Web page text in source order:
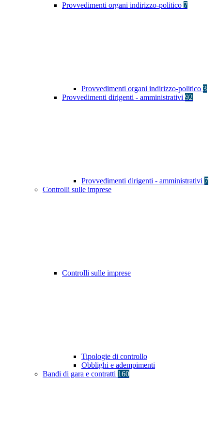
Provvedimenti organi indirizzo-politico 7
Provvedimenti organi indirizzo-politico 3
Provvedimenti dirigenti - amministrativi 92
Provvedimenti dirigenti - amministrativi 7
Controlli sulle imprese
Controlli sulle imprese
Tipologie di controllo
Obblighi e adempimenti
Bandi di gara e contratti 160